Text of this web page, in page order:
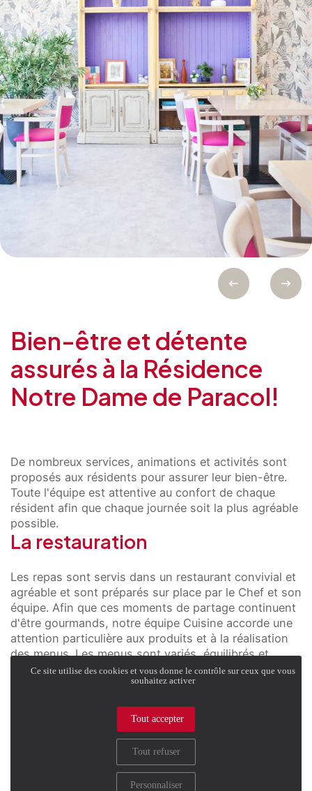
Bien-être et détente
assurés à la Résidence
Notre Dame de Paracol!
De nombreux services, animations et activités sont
proposés aux résidents pour assurer leur bien-être.
Toute l'équipe est attentive au confort de chaque
résident afin que chaque journée soit la plus agréable
possible.
La restauration
Les repas sont servis dans un restaurant convivial et
agréable et sont préparés sur place par le Chef et son
équipe. Afin que ces moments de partage continuent
d'être gourmands, notre équipe Cuisine accorde une
attention particulière aux produits et à la réalisation
des menus. Les menus sont variés, équilibrés et
savoureux.
Les services
Ce site utilise des cookies et vous donne le contrôle sur ceux que vous
souhaitez activer
Tout accepter
Tout refuser
Personnaliser